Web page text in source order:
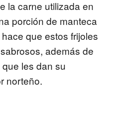
la carne utilizada en
porción de manteca
que estos frijoles
además de
les dan su
norteño.